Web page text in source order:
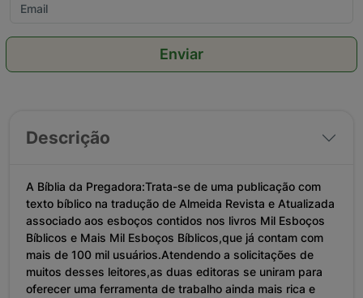
Enviar
Descrição
A Bíblia da Pregadora:Trata-se de uma publicação com
texto bíblico na tradução de Almeida Revista e Atualizada
associado aos esboços contidos nos livros Mil Esboços
Bíblicos e Mais Mil Esboços Bíblicos,que já contam com
mais de 100 mil usuários.Atendendo a solicitações de
muitos desses leitores,as duas editoras se uniram para
oferecer uma ferramenta de trabalho ainda mais rica e